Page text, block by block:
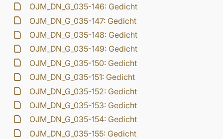
OJM_DN_G_035-146: Gedicht
OJM_DN_G_035-147: Gedicht
OJM_DN_G_035-148: Gedicht
OJM_DN_G_035-149: Gedicht
OJM_DN_G_035-150: Gedicht
OJM_DN_G_035-151: Gedicht
OJM_DN_G_035-152: Gedicht
OJM_DN_G_035-153: Gedicht
OJM_DN_G_035-154: Gedicht
OJM_DN_G_035-155: Gedicht